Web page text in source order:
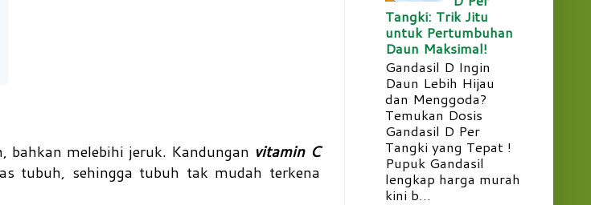
bahkan melebihi jeruk. Kandungan vitamin C
tubuh, sehingga tubuh tak mudah terkena
Tangki: Trik Jitu
untuk Pertumbuhan
Daun Maksimal!
Gandasil D Ingin
Daun Lebih Hijau
dan Menggoda?
Temukan Dosis
Gandasil D Per
Tangki yang Tepat !
Pupuk Gandasil
lengkap harga murah
kini b...